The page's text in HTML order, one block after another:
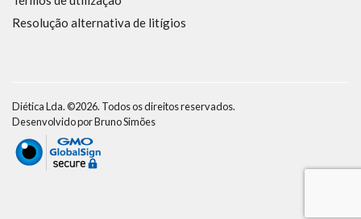
Resolução alternativa de litígios
Diética Lda. ©2026. Todos os direitos reservados.
Desenvolvido porBruno Simões